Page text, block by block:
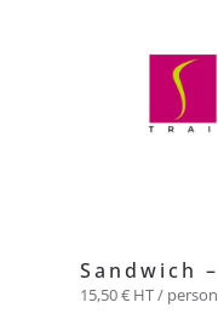
Sandwich
15,50€ HT /